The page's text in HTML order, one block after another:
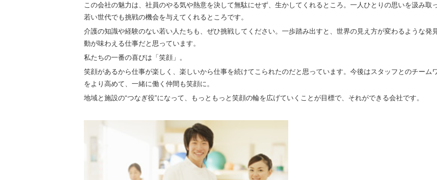
この会社の魅力は、社員のやる気や熱意を決して無駄にせず、生かしてくれるところ。一人ひとりの思いを汲み取
若い世代でも挑戦の機会を与えてくれるところです。
介護の知識や経験のない若い人たちも、ぜひ挑戦してください。一歩踏み出すと、世界の見え方が変わるような発
動が味わえる仕事だと思っています。
私たちの一番の喜びは「笑顔」。
笑顔があるから仕事が楽しく、楽しいから仕事を続けてこられたのだと思っています。今後はスタッフとのチーム
をより高めて、一緒に働く仲間も笑顔に。
地域と施設の“つなぎ役”になって、もっともっと笑顔の輪を広げていくことが目標で、それができる会社です。